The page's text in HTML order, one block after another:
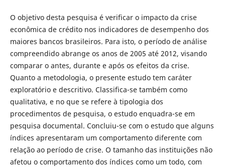
O objetivo desta pesquisa é verificar o impacto da crise
econômica de crédito nos indicadores de desempenho dos
maiores bancos brasileiros. Para isto, o período de análise
compreendido abrange os anos de 2005 até 2012, visando
comparar o antes, durante e após os efeitos da crise.
Quanto a metodologia, o presente estudo tem caráter
exploratório e descritivo. Classifica-se também como
qualitativa, e no que se refere à tipologia dos
procedimentos de pesquisa, o estudo enquadra-se em
pesquisa documental. Concluiu-se com o estudo que alguns
índices apresentaram um comportamento diferente com
relação ao período de crise. O tamanho das instituições não
afetou o comportamento dos índices como um todo, com